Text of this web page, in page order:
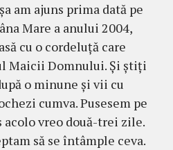
am ajuns prima dată pe
Mare a anului 2004,
cu o corde­luţă care
Maicii Domnului. Şi ştiţi
o minune şi vii cu
cumva. Pusesem pe
acolo vreo două-trei zile.
să se întâmple ceva.